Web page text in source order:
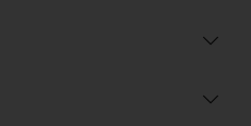
Life Moments of een van